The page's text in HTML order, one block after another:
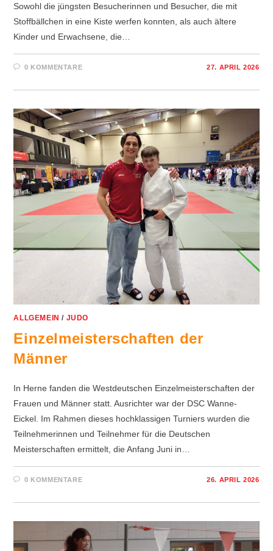
Sowohl die jüngsten Besucherinnen und Besucher, die mit
Stoffbällchen in eine Kiste werfen konnten, als auch ältere
Kinder und Erwachsene, die…
0 KOMMENTARE 27. APRIL 2026
ALLGEMEIN / JUDO
Einzelmeisterschaften der
Männer
In Herne fanden die Westdeutschen Einzelmeisterschaften der
Frauen und Männer statt. Ausrichter war der DSC Wanne-
Eickel. Im Rahmen dieses hochklassigen Turniers wurden die
Teilnehmerinnen und Teilnehmer für die Deutschen
Meisterschaften ermittelt, die Anfang Juni in…
0 KOMMENTARE 26. APRIL 2026